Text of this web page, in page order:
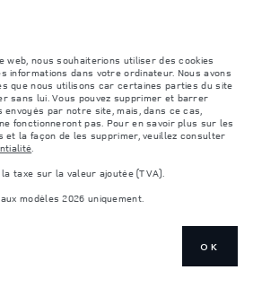
montés après le point de fabrication
par essieu et la charge utile ne sont pas
des accessoires, des occupants, des liquides
les images et les spécifications.
affecte actuellement les spécifications de
la disponibilité des options et les délais de
s’avère très fluctuante, et par conséquent, les
sur le site Web peuvent ne pas refléter
les finitions et les combinaisons de couleurs.
un choix éclairé
nous souhaiterions utiliser des cookies
informations dans votre ordinateur. Nous avons
que nous utilisons car certaines parties du site
sans lui. Vous pouvez supprimer et barrer
par notre site, mais, dans ce cas,
fonctionneront pas. Pour en savoir plus sur les
et la façon de les supprimer, veuillez consulter
.
taxe sur la valeur ajoutée (TVA).
modèles 2026 uniquement.
OK